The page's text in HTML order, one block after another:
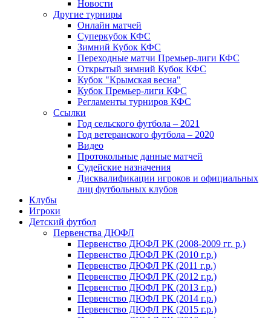
Новости
Другие турниры
Онлайн матчей
Суперкубок КФС
Зимний Кубок КФС
Переходные матчи Премьер-лиги КФС
Открытый зимний Кубок КФС
Кубок "Крымская весна"
Кубок Премьер-лиги КФС
Регламенты турниров КФС
Ссылки
Год сельского футбола – 2021
Год ветеранского футбола – 2020
Видео
Протокольные данные матчей
Судейские назначения
Дисквалификации игроков и официальных
лиц футбольных клубов
Клубы
Игроки
Детский футбол
Первенства ДЮФЛ
Первенство ДЮФЛ РК (2008-2009 гг. р.)
Первенство ДЮФЛ РК (2010 г.р.)
Первенство ДЮФЛ РК (2011 г.р.)
Первенство ДЮФЛ РК (2012 г.р.)
Первенство ДЮФЛ РК (2013 г.р.)
Первенство ДЮФЛ РК (2014 г.р.)
Первенство ДЮФЛ РК (2015 г.р.)